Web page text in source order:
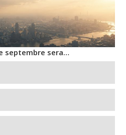
septembre sera…